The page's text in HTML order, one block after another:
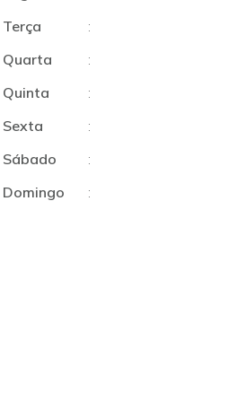
Terça
:
Quarta
:
Quinta
:
Sexta
:
Sábado
:
Domingo
: